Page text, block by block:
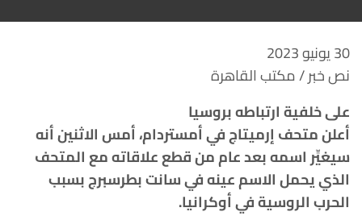
30 يونيو 2023
نص خبر / مكتب القاهرة
على خلفية ارتباطه بروسيا
أعلن متحف إرميتاج في أمستردام، أمس الاثنين أنه
سيغيِّر اسمه بعد عام من قطع علاقاته مع المتحف
الذي يحمل الاسم عينه في سانت بطرسبرج بسبب
الحرب الروسية في أوكرانيا.